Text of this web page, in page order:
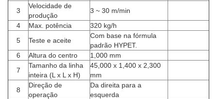
3
Velocidade de
produção
3 ~ 30 m/min
4
Max. potência
320 kg/h
5
Teste e aceite
Com base na fórmula
padrão HYPET.
6
Altura do centro
1,000 mm
7
Tamanho da linha
inteira (L x L x H)
45,000 x 1,400 x 2,300
mm
8
Direção de
operação
Da direita para a
esquerda